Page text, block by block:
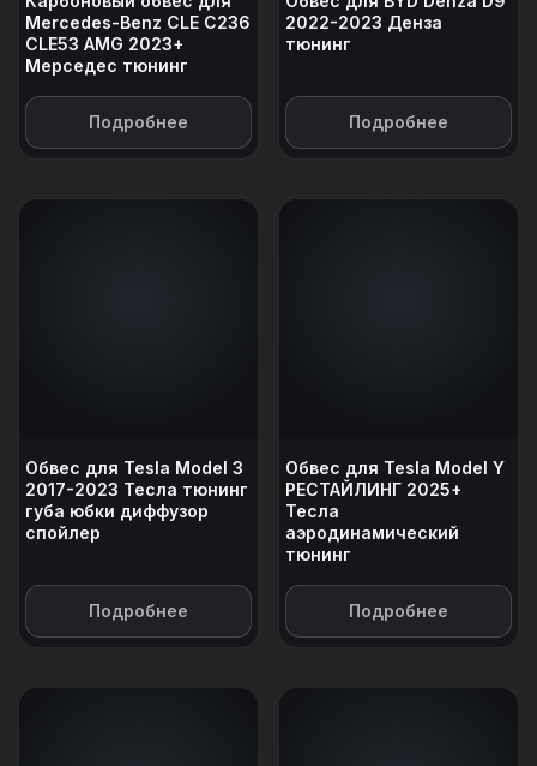
Mercedes-Benz CLE C236
CLE53 AMG 2023+
Мерседес тюнинг
Подробнее
2022-2023 Денза
тюнинг
Подробнее
Обвес для Tesla Model 3
2017-2023 Тесла тюнинг
губа юбки диффузор
спойлер
Подробнее
Обвес для Tesla Model Y
РЕСТАЙЛИНГ 2025+
Тесла
аэродинамический
тюнинг
Подробнее